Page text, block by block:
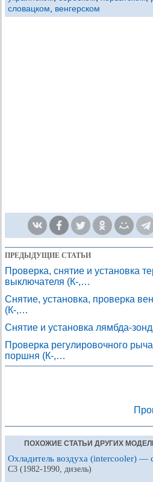
словацком
венгерском
ПРЕДЫДУЩИЕ СТАТЬИ
Проверка, снятие и установка
выключателя (К-,…
Снятие, установка, проверка
(К-,…
Снятие и установка лямбда-
Проверка регулировочного
поршня (К-,…
ПОХОЖИЕ СТАТЬИ ДРУГИХ
Охладитель воздуха (intercooler) —
С3 (1982-1990, дизель)